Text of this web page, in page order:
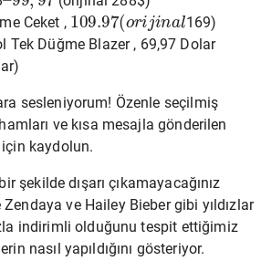
Ceket ,
109.97(oriji l
169)
Tek Düğme Blazer , 69,97 Dolar
sesleniyorum! Özenle seçilmiş
ve kısa mesajla gönderilen
kaydolun.
şekilde dışarı çıkamayacağınız
ve Hailey Bieber gibi yıldızlar
indirimli olduğunu tespit ettiğimiz
nasıl yapıldığını gösteriyor.